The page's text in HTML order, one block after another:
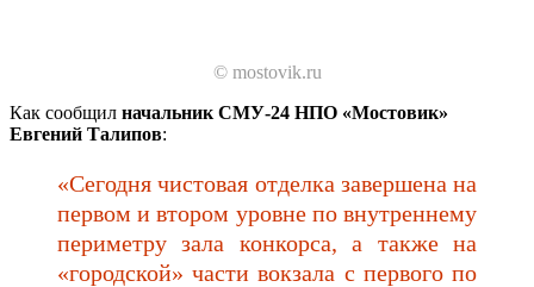
© mostovik.ru
Как сообщил начальник СМУ-24 НПО «Мостовик»
Евгений Талипов:
«Сегодня чистовая отделка завершена на
первом и втором уровне по внутреннему
периметру зала конкорса, а также на
«городской» части вокзала с первого по